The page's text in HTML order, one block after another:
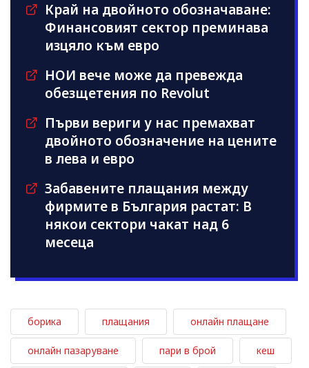
Край на двойното обозначаване:
Финансовият сектор преминава
изцяло към евро
НОИ вече може да превежда
обезщетения по Revolut
Първи вериги у нас премахват
двойното обозначение на цените
в лева и евро
Забавените плащания между
фирмите в България растат: В
някои сектори чакат над 6
месеца
борика плащания онлайн плащане
онлайн пазаруване пари в брой кеш